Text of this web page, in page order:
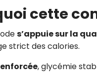
cette
s’appuie sur la
strict des calories.
, glycémie